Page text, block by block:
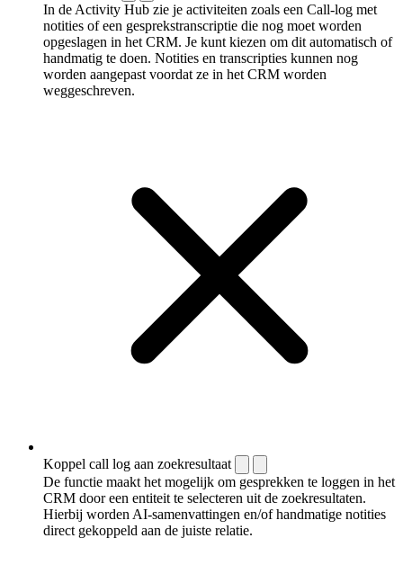
In de Activity Hub zie je activiteiten zoals een Call-log met
notities of een gespreks­transcriptie die nog moet worden
opgeslagen in het CRM. Je kunt kiezen om dit automatisch of
handmatig te doen. Notities en transcripties kunnen nog
worden aangepast voordat ze in het CRM worden
weggeschreven.
Koppel call log aan zoekresultaat
De functie maakt het mogelijk om gesprekken te loggen in het
CRM door een entiteit te selecteren uit de zoekresultaten.
Hierbij worden AI-samenvattingen en/of handmatige notities
direct gekoppeld aan de juiste relatie.